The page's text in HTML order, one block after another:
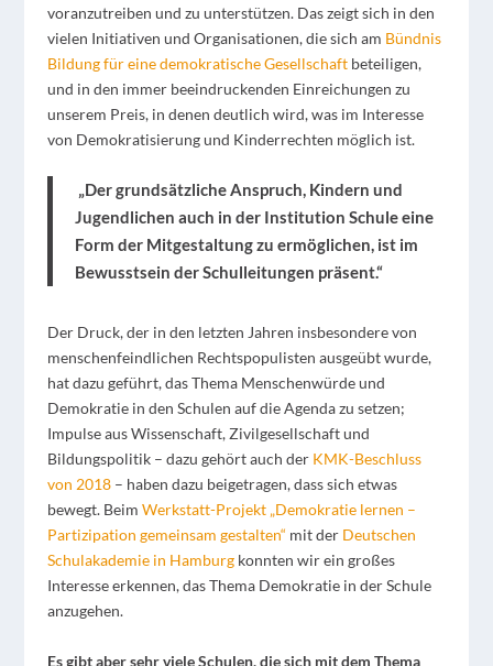
voranzutreiben und zu unterstützen. Das zeigt sich in den
vielen Initiativen und Organisationen, die sich am Bündnis
Bildung für eine demokratische Gesellschaft beteiligen,
und in den immer beeindruckenden Einreichungen zu
unserem Preis, in denen deutlich wird, was im Interesse
von Demokratisierung und Kinderrechten möglich ist.
„Der grundsätzliche Anspruch, Kindern und
Jugendlichen auch in der Institution Schule eine
Form der Mitgestaltung zu ermöglichen, ist im
Bewusstsein der Schulleitungen präsent.“
Der Druck, der in den letzten Jahren insbesondere von
menschenfeindlichen Rechtspopulisten ausgeübt wurde,
hat dazu geführt, das Thema Menschenwürde und
Demokratie in den Schulen auf die Agenda zu setzen;
Impulse aus Wissenschaft, Zivilgesellschaft und
Bildungspolitik – dazu gehört auch der KMK-Beschluss
von 2018 – haben dazu beigetragen, dass sich etwas
bewegt. Beim Werkstatt-Projekt „Demokratie lernen –
Partizipation gemeinsam gestalten“ mit der Deutschen
Schulakademie in Hamburg konnten wir ein großes
Interesse erkennen, das Thema Demokratie in der Schule
anzugehen.
Es gibt aber sehr viele Schulen, die sich mit dem Thema